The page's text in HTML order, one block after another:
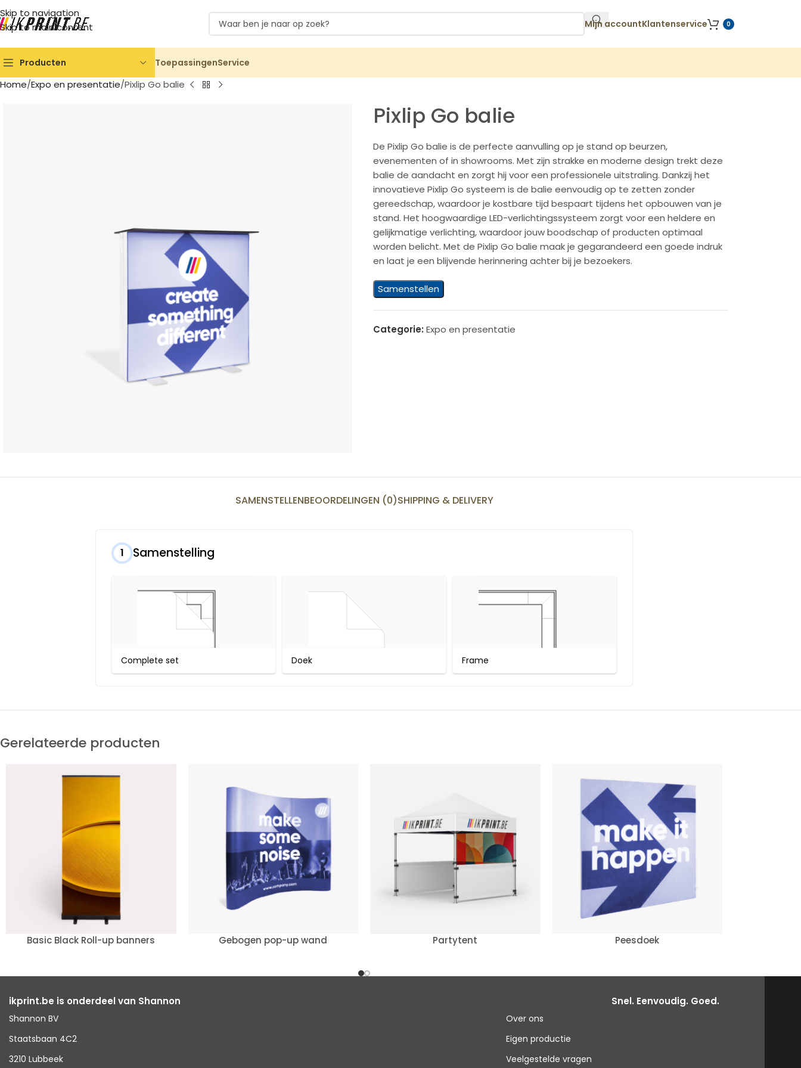
Skip to navigation
Skip to main content
Mijn accountKlantenservice 0
Producten ToepassingenService
Home Expo en presentatie Pixlip Go balie
Pixlip Go balie
De Pixlip Go balie is de perfecte aanvulling op je stand op beurzen,
evenementen of in showrooms. Met zijn strakke en moderne design trekt deze
balie de aandacht en zorgt hij voor een professionele uitstraling. Dankzij het
innovatieve Pixlip Go systeem is de balie eenvoudig op te zetten zonder
gereedschap, waardoor je kostbare tijd bespaart tijdens het opbouwen van je
stand. Het hoogwaardige LED-verlichtingssysteem zorgt voor een heldere en
gelijkmatige verlichting, waardoor jouw boodschap of producten optimaal
worden belicht. Met de Pixlip Go balie maak je gegarandeerd een goede indruk
en laat je een blijvende herinnering achter bij je bezoekers.
Samenstellen
Categorie: Expo en presentatie
SAMENSTELLENBEOORDELINGEN (0)SHIPPING & DELIVERY
1 Samenstelling
Complete set Doek Frame
Gerelateerde producten
Basic Black Roll-up banners Gebogen pop-up wand Partytent Peesdoek
ikprint.be is onderdeel van Shannon
Shannon BV
Staatsbaan 4C2
3210 Lubbeek
Snel. Eenvoudig. Goed.
Over ons
Eigen productie
Veelgestelde vragen